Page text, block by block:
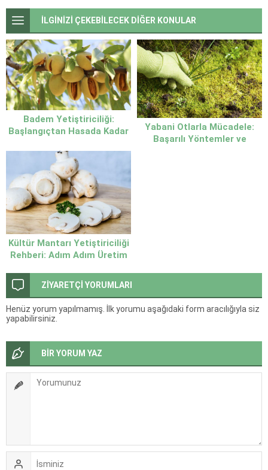
İLGİNİZİ ÇEKEBİLECEK DİĞER KONULAR
Badem Yetiştiriciliği:
Başlangıçtan Hasada Kadar
Yabani Otlarla Mücadele:
Başarılı Yöntemler ve
Kültür Mantarı Yetiştiriciliği
Rehberi: Adım Adım Üretim
ZİYARETÇİ YORUMLARI
Henüz yorum yapılmamış. İlk yorumu aşağıdaki form aracılığıyla siz
yapabilirsiniz.
BİR YORUM YAZ